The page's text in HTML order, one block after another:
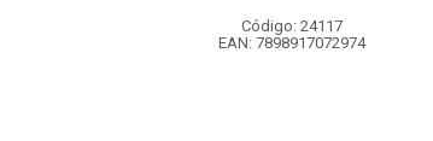
Código: 24117
EAN: 7898917072974